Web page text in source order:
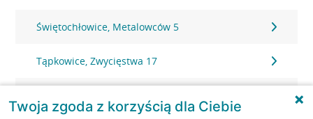
Świętochłowice, Metalowców 5
Tąpkowice, Zwycięstwa 17
Twoja zgoda z korzyścią dla Ciebie